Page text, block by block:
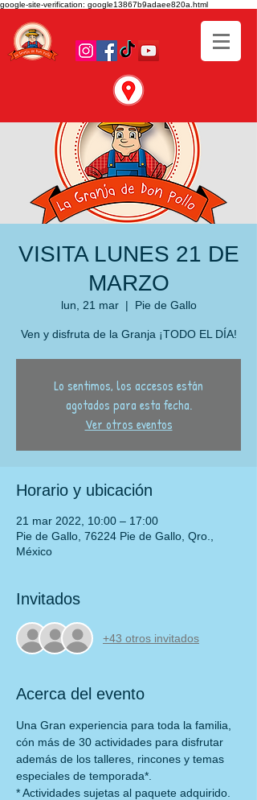
google-site-verification: google13867b9adaee820a.html
VISITA LUNES 21 DE
MARZO
lun, 21 mar
  |
Pie de Gallo
Ven y disfruta de la Granja ¡TODO EL DÍA!
Lo sentimos, los accesos están
agotados para esta fecha.
Ver otros eventos
Horario y ubicación
21 mar 2022, 10:00 – 17:00
Pie de Gallo, 76224 Pie de Gallo, Qro.,
México
Invitados
+43 otros invitados
Acerca del evento
Una Gran experiencia para toda la familia,
cón más de 30 actividades para disfrutar
además de los talleres, rincones y temas
especiales de temporada*.
* Actividades sujetas al paquete adquirido.